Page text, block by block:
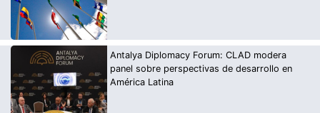
Antalya Diplomacy Forum: CLAD modera
panel sobre perspectivas de desarrollo en
América Latina